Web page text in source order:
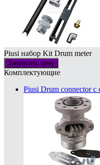
Piusi набор Kit Drum meter
Запросить цену
Комплектующие
Piusi Drum connector